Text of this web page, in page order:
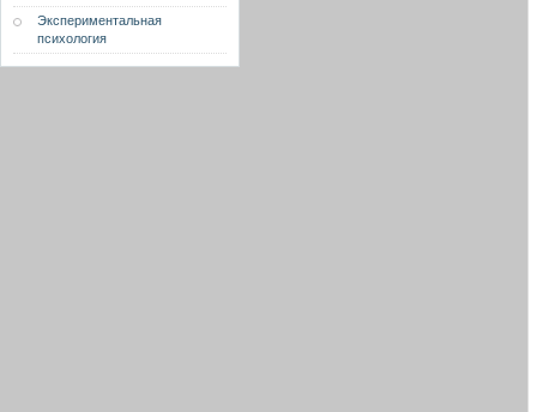
Экспериментальная
психология